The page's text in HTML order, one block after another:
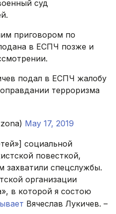
суд
приговором по
в ЕСПЧ позже и
подал в ЕСПЧ жалобу
терроризма
May 17, 2019
социальной
повесткой,
захватили спецслужбы.
организации
в которой я состою
Вячеслав Лукичев. –